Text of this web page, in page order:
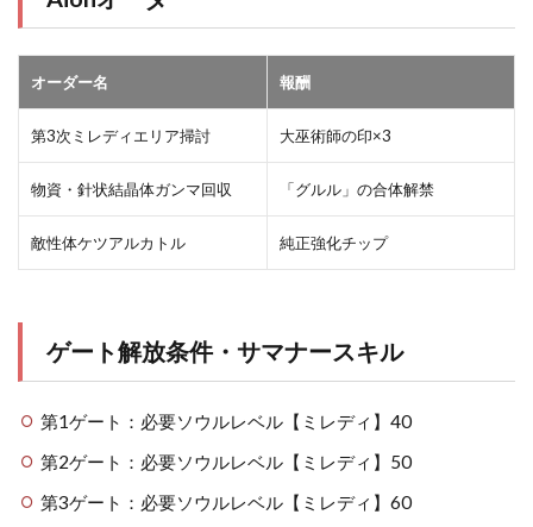
オーダー名 報酬
第3次ミレディエリア掃討 大巫術師の印×3
物資・針状結晶体ガンマ回収 「グルル」の合体解禁
敵性体ケツアルカトル 純正強化チップ
ゲート解放条件・サマナースキル
第1ゲート：必要ソウルレベル【ミレディ】40
第2ゲート：必要ソウルレベル【ミレディ】50
第3ゲート：必要ソウルレベル【ミレディ】60